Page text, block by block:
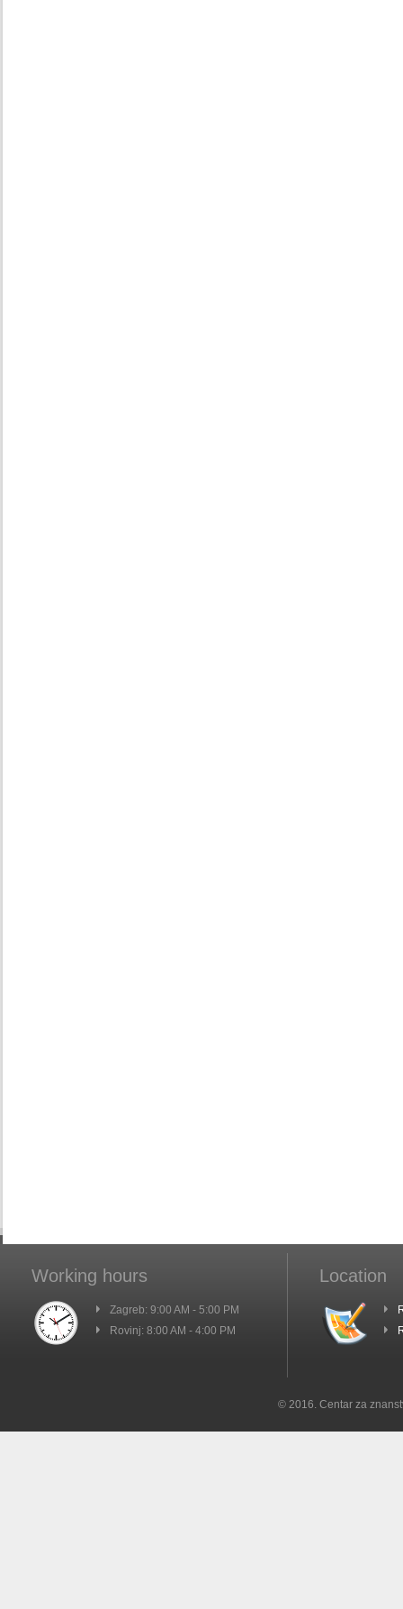
Working hours
Zagreb: 9:00 AM - 5:00 PM
Rovinj: 8:00 AM - 4:00 PM
Location
© 2016. Centar za